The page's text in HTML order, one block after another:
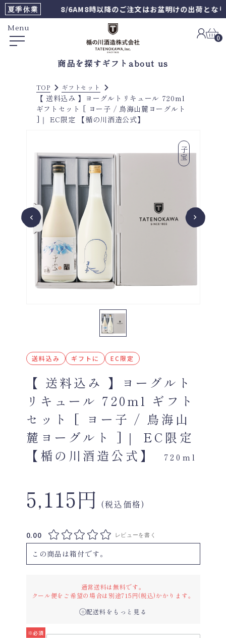
夏季休業 8/6AM8時以降のご注文はお盆明けの出荷となりま
Menu
0
商品を探すギフト about us
TOP ギフトセット
【 送料込み 】ヨーグルトリキュール 720ml
ギフトセット [ ヨー子 / 鳥海山麓ヨーグルト
]｜ EC限定 【楯の川酒造公式】
子宝
送料込み ギフトに EC限定
【 送料込み 】ヨーグルト
リキュール 720ml ギフト
セット [ ヨー子 / 鳥海山
麓ヨーグルト ]｜ EC限定
【楯の川酒造公式】
720ml
5,115円 (税込価格)
0.00 レビューを書く
この商品は箱付です。
通常送料は無料です。
クール便をご希望の場合は別途715円(税込)かかります。
配送料をもっと見る